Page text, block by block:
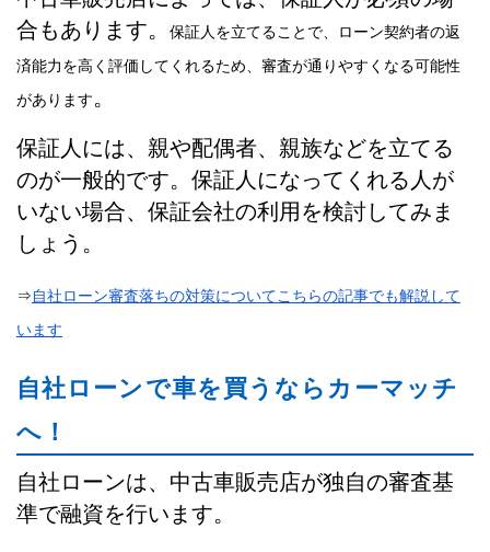
合もあります。
保証人を立てることで、ローン契約者の返
済能力を高く評価してくれるため、審査が通りやすくなる可能性
があります。
保証人には、親や配偶者、親族などを立てる
のが一般的です。保証人になってくれる人が
いない場合、保証会社の利用を検討してみま
しょう。
⇒自社ローン審査落ちの対策についてこちらの記事でも解説して
います
自社ローンで車を買うならカーマッチ
へ！
自社ローンは、中古車販売店が独自の審査基
準で融資を行います。